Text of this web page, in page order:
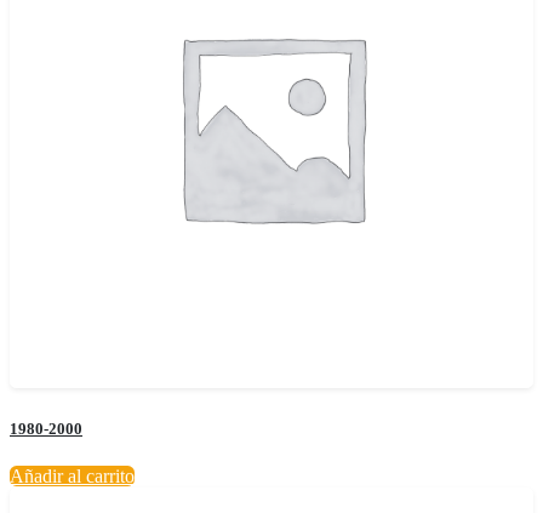
1980-2000
Añadir al carrito